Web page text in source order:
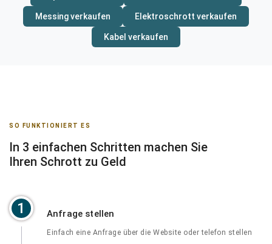
Messing verkaufen Elektroschrott verkaufen
Kabel verkaufen
SO FUNKTIONIERT ES
In 3 einfachen Schritten machen Sie
Ihren Schrott zu Geld
1 Anfrage stellen
Einfach eine Anfrage über die Website oder telefon stellen